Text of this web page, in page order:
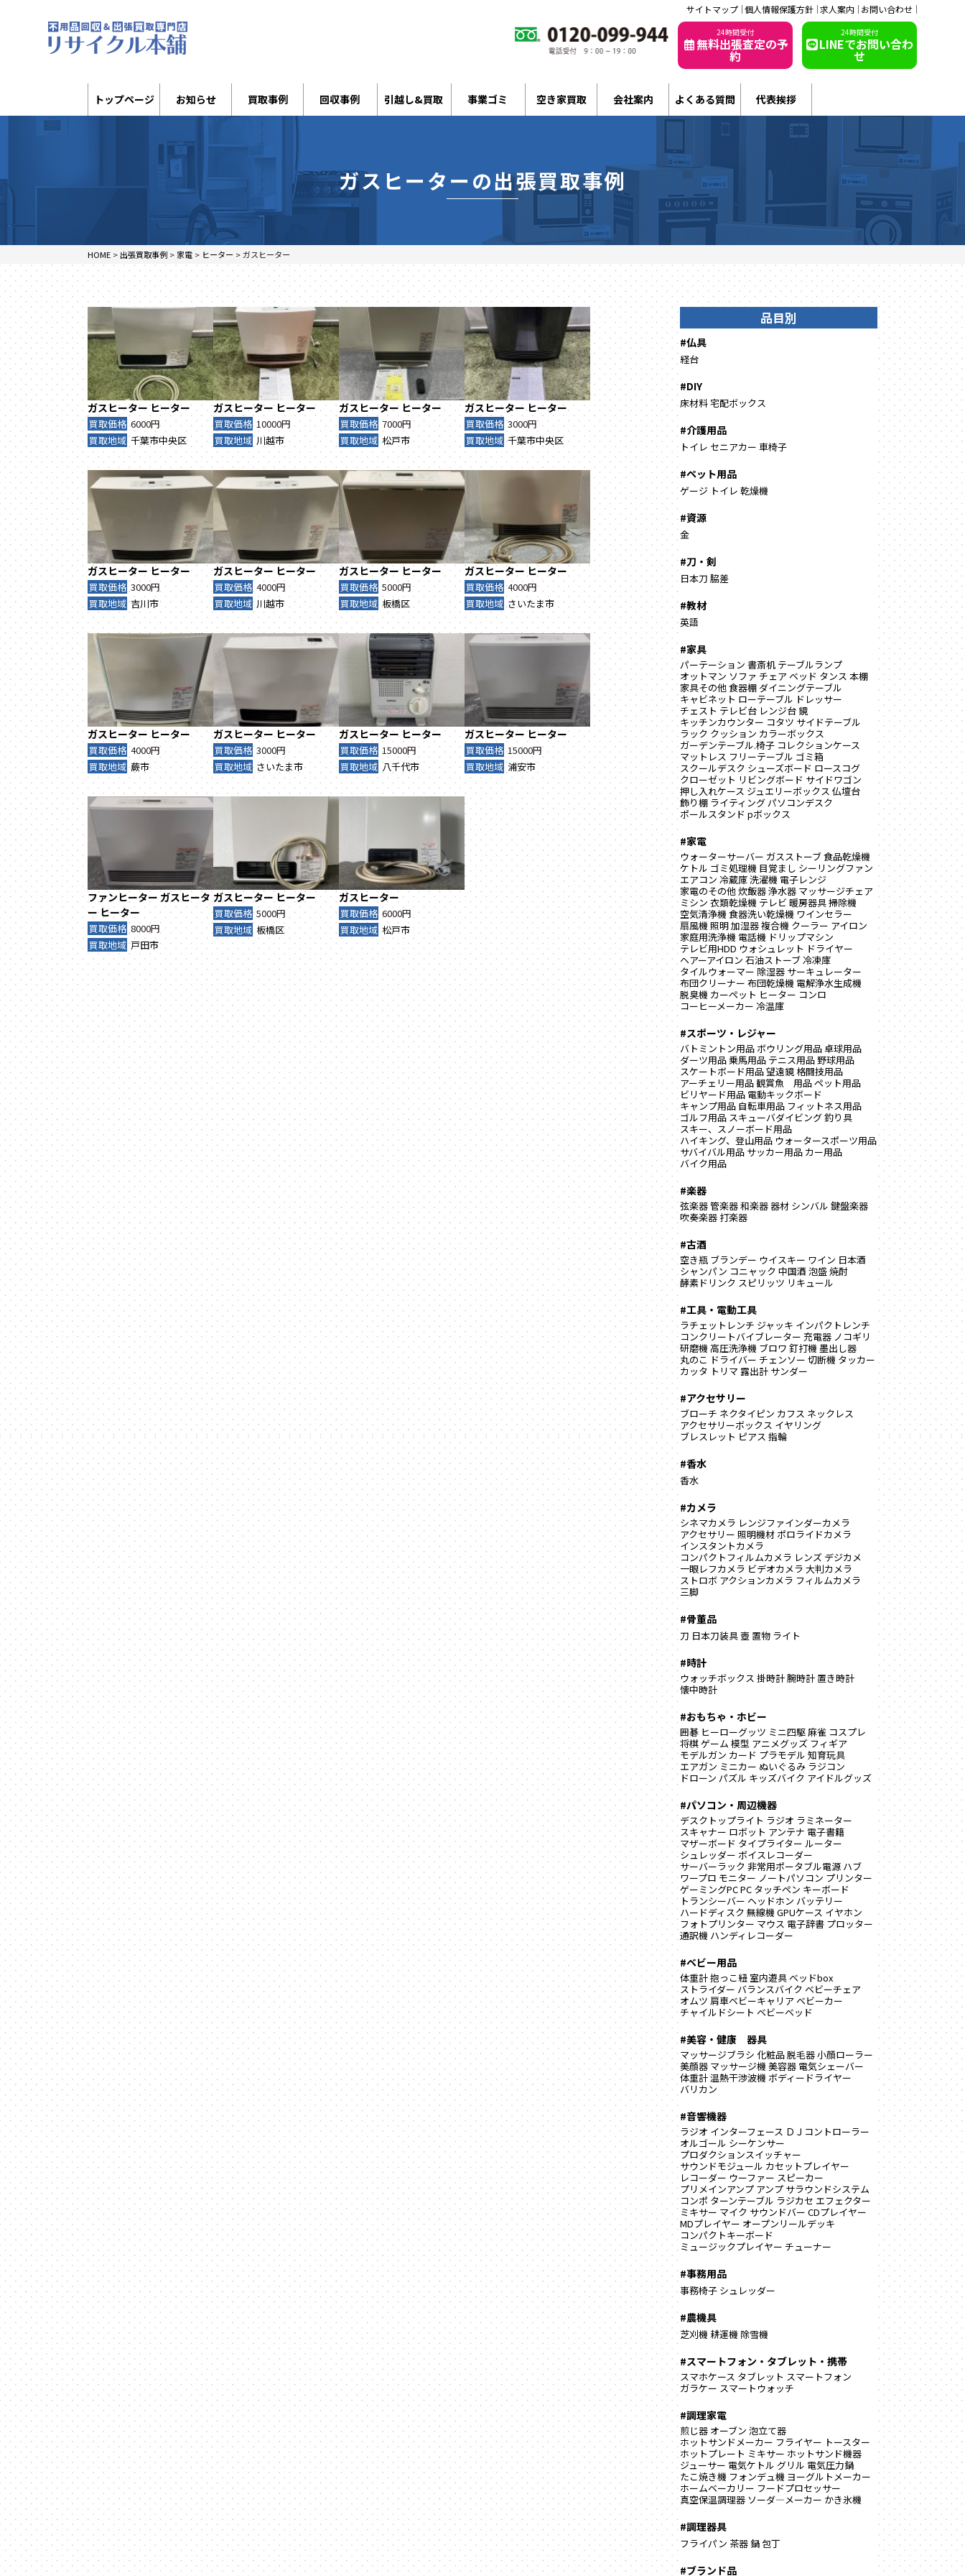
サイトマップ 個人情報保護方針 求人案内 お問い合わせ
24時間受付
無料出張査定の予
約
24時間受付
LINEでお問い合わ
せ
トップページ お知らせ 買取事例 回収事例 引越し&買取 事業ゴミ 空き家買取 会社案内 よくある質問 代表挨拶
ガスヒーターの出張買取事例
HOME > 出張買取事例 > 家電 > ヒーター >ガスヒーター
ガスヒーター ヒーター
買取価格 6000円
買取地域 千葉市中央区
ガスヒーター ヒーター
買取価格 10000円
買取地域 川越市
ガスヒーター ヒーター
買取価格 7000円
買取地域 松戸市
ガスヒーター ヒーター
買取価格 3000円
買取地域 千葉市中央区
ガスヒーター ヒーター
買取価格 3000円
買取地域 吉川市
ガスヒーター ヒーター
買取価格 4000円
買取地域 川越市
ガスヒーター ヒーター
買取価格 5000円
買取地域 板橋区
ガスヒーター ヒーター
買取価格 4000円
買取地域 さいたま市
ガスヒーター ヒーター
買取価格 4000円
買取地域 蕨市
ガスヒーター ヒーター
買取価格 3000円
買取地域 さいたま市
ガスヒーター ヒーター
買取価格 15000円
買取地域 八千代市
ガスヒーター ヒーター
買取価格 15000円
買取地域 浦安市
ファンヒーター ガスヒータ
ー ヒーター
買取価格 8000円
買取地域 戸田市
ガスヒーター ヒーター
買取価格 5000円
買取地域 板橋区
ガスヒーター
買取価格 6000円
買取地域 松戸市
品目別
#仏具
経台
#DIY
床材料宅配ボックス
#介護用品
トイレ セニアカー 車椅子
#ペット用品
ゲージ トイレ 乾燥機
#資源
金
#刀・剣
日本刀 脇差
#教材
英語
#家具
パーテーション 書斎机 テーブルランプ
オットマン ソファ チェア ベッド タンス 本棚
家具その他食器棚 ダイニングテーブル
キャビネット ローテーブル ドレッサー
チェスト テレビ台 レンジ台鏡
キッチンカウンター コタツ サイドテーブル
ラック クッション カラーボックス
ガーデンテーブル.椅子 コレクションケース
マットレス フリーテーブル ゴミ箱
スクールデスク シューズボード ロースコグ
クローゼット リビングボード サイドワゴン
押し入れケース ジュエリーボックス 仏壇台
飾り棚 ライティングパソコンデスク
ポールスタンド pボックス
#家電
ウォーターサーバー ガスストーブ食品乾燥機
ケトル ゴミ処理機 目覚まし シーリングファン
エアコン 冷蔵庫洗濯機 電子レンジ
家電のその他炊飯器浄水器 マッサージチェア
ミシン 衣類乾燥機 テレビ 暖房器具掃除機
空気清浄機食器洗い乾燥機 ワインセラー
扇風機照明加湿器複合機 クーラー アイロン
家庭用洗浄機 電話機 ドリップマシン
テレビ用HDD ウォシュレット ドライヤー
ヘアーアイロン 石油ストーブ冷凍庫
タイルウォーマー 除湿器 サーキュレーター
布団クリーナー 布団乾燥機 電解浄水生成機
脱臭機 カーペット ヒーター コンロ
コーヒーメーカー 冷温庫
#スポーツ・レジャー
バトミントン用品 ボウリング用品卓球用品
ダーツ用品乗馬用品 テニス用品野球用品
スケートボード用品望遠鏡 格闘技用品
アーチェリー用品 観賞魚 用品ペット用品
ビリヤード用品 電動キックボード
キャンプ用品 自転車用品 フィットネス用品
ゴルフ用品 スキューバダイビング釣り具
スキー、スノーボード用品
ハイキング、登山用品 ウォータースポーツ用品
サバイバル用品 サッカー用品 カー用品
バイク用品
#楽器
弦楽器管楽器和楽器 器材 シンバル 鍵盤楽器
吹奏楽器 打楽器
#古酒
空き瓶 ブランデー ウイスキー ワイン 日本酒
シャンパン コニャック 中国酒 泡盛焼酎
酵素ドリンク スピリッツ リキュール
#工具・電動工具
ラチェットレンチ ジャッキ インパクトレンチ
コンクリートバイブレーター 充電器 ノコギリ
研磨機 高圧洗浄機 ブロワ 釘打機墨出し器
丸のこ ドライバー チェンソー 切断機 タッカー
カッタ トリマ 露出計 サンダー
#アクセサリー
ブローチ ネクタイピン カフス ネックレス
アクセサリーボックス イヤリング
ブレスレット ピアス 指輪
#香水
香水
#カメラ
シネマカメラ レンジファインダーカメラ
アクセサリー 照明機材 ポロライドカメラ
インスタントカメラ
コンパクトフィルムカメラ レンズ デジカメ
一眼レフカメラ ビデオカメラ 大判カメラ
ストロボ アクションカメラ フィルムカメラ
三脚
#骨董品
刀 日本刀装具壺 置物 ライト
#時計
ウォッチボックス 掛時計腕時計 置き時計
懐中時計
#おもちゃ・ホビー
囲碁 ヒーローグッツ ミニ四駆麻雀 コスプレ
将棋ゲーム 模型 アニメグッズ フィギア
モデルガン カード プラモデル 知育玩具
エアガン ミニカー ぬいぐるみ ラジコン
ドローン パズル キッズバイク アイドルグッズ
#パソコン・周辺機器
デスクトップライト ラジオ ラミネーター
スキャナー ロボット アンテナ 電子書籍
マザーボード タイプライター ルーター
シュレッダー ボイスレコーダー
サーバーラック 非常用ポータブル電源 ハブ
ワープロ モニター ノートパソコン プリンター
ゲーミングPCPC タッチペン キーボード
トランシーバー ヘッドホン バッテリー
ハードディスク 無線機GPUケース イヤホン
フォトプリンター マウス 電子辞書 プロッター
通訳機 ハンディレコーダー
#ベビー用品
体重計抱っこ紐室内遊具 ベッドbox
ストライダー バランスバイク ベビーチェア
オムツ 肩車ベビーキャリア ベビーカー
チャイルドシート ベビーベッド
#美容・健康 器具
マッサージブラシ 化粧品脱毛器小顔ローラー
美顔器 マッサージ機美容器 電気シェーバー
体重計温熱干渉波機 ボディードライヤー
バリカン
#音響機器
ラジオ インターフェース ＤＪコントローラー
オルゴール シーケンサー
プロダクションスイッチャー
サウンドモジュール カセットプレイヤー
レコーダー ウーファー スピーカー
プリメインアンプ アンプ サラウンドシステム
コンポ ターンテーブル ラジカセ エフェクター
ミキサー マイク サウンドバー CDプレイヤー
MDプレイヤー オープンリールデッキ
コンパクトキーボード
ミュージックプレイヤー チューナー
#事務用品
事務椅子 シュレッダー
#農機具
芝刈機耕運機 除雪機
#スマートフォン・タブレット・携帯
スマホケース タブレット スマートフォン
ガラケー スマートウォッチ
#調理家電
煎じ器 オーブン 泡立て器
ホットサンドメーカー フライヤー トースター
ホットプレート ミキサー ホットサンド機器
ジューサー 電気ケトル グリル 電気圧力鍋
たこ焼き機 フォンデュ機 ヨーグルトメーカー
ホームベーカリー フードプロセッサー
真空保温調理器 ソーダ―メーカー かき氷機
#調理器具
フライパン 茶器鍋包丁
#ブランド品